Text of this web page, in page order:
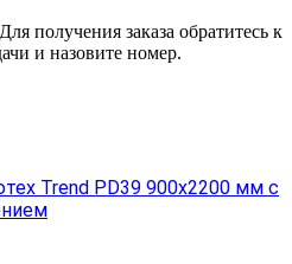
получения заказа обратитесь к
и назовите номер.
Trend PD39 900x2200 мм с